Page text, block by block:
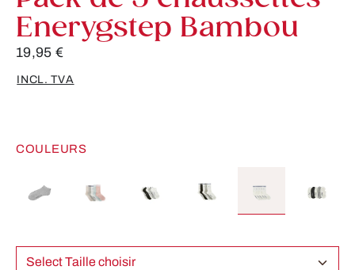
Enerygstep Bambou
19,95 €
INCL. TVA
COULEURS
Select Taille choisir